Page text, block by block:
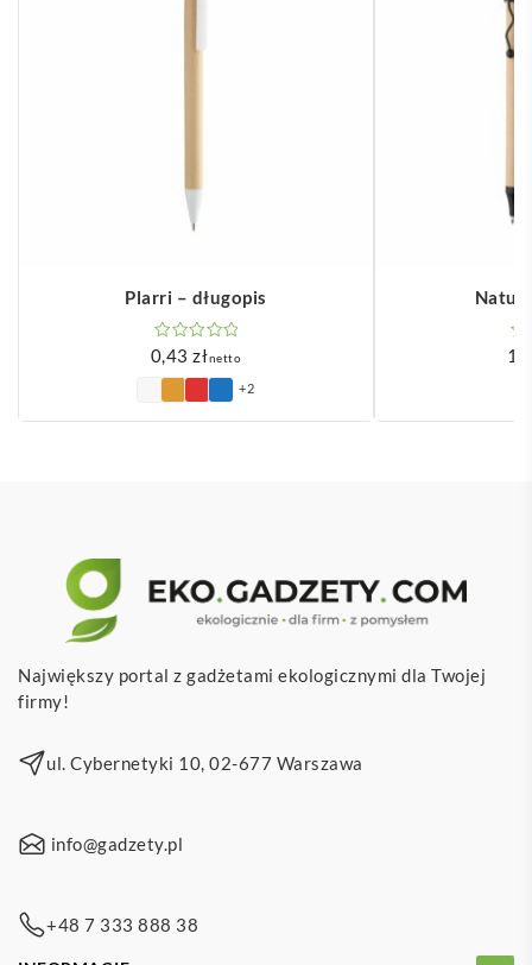
Plarri – długopis
0,43złnetto
+2
Największy portal z gadżetami ekologicznymi dla Twojej
firmy!
ul. Cybernetyki 10, 02-677 Warszawa
info@gadzety.pl
+48 7 333 888 38